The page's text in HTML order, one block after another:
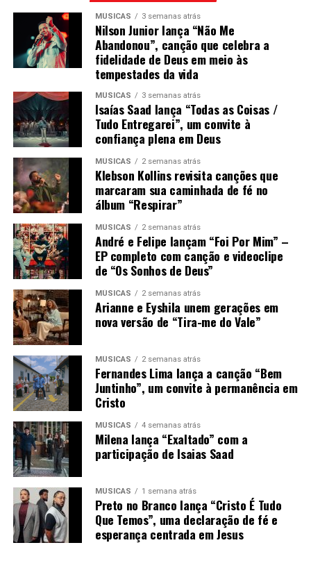
MÚSICAS 3 semanas atrás
Nilson Junior lança “Não Me
Abandonou”, canção que celebra a
fidelidade de Deus em meio às
tempestades da vida
MÚSICAS 3 semanas atrás
Isaías Saad lança “Todas as Coisas /
Tudo Entregarei”, um convite à
confiança plena em Deus
MÚSICAS 2 semanas atrás
Klebson Kollins revisita canções que
marcaram sua caminhada de fé no
álbum “Respirar”
MÚSICAS 2 semanas atrás
André e Felipe lançam “Foi Por Mim” –
EP completo com canção e videoclipe
de “Os Sonhos de Deus”
MÚSICAS 2 semanas atrás
Arianne e Eyshila unem gerações em
nova versão de “Tira-me do Vale”
MÚSICAS 2 semanas atrás
Fernandes Lima lança a canção “Bem
Juntinho”, um convite à permanência em
Cristo
MÚSICAS 4 semanas atrás
Milena lança “Exaltado” com a
participação de Isaias Saad
MÚSICAS 1 semana atrás
Preto no Branco lança “Cristo É Tudo
Que Temos”, uma declaração de fé e
esperança centrada em Jesus